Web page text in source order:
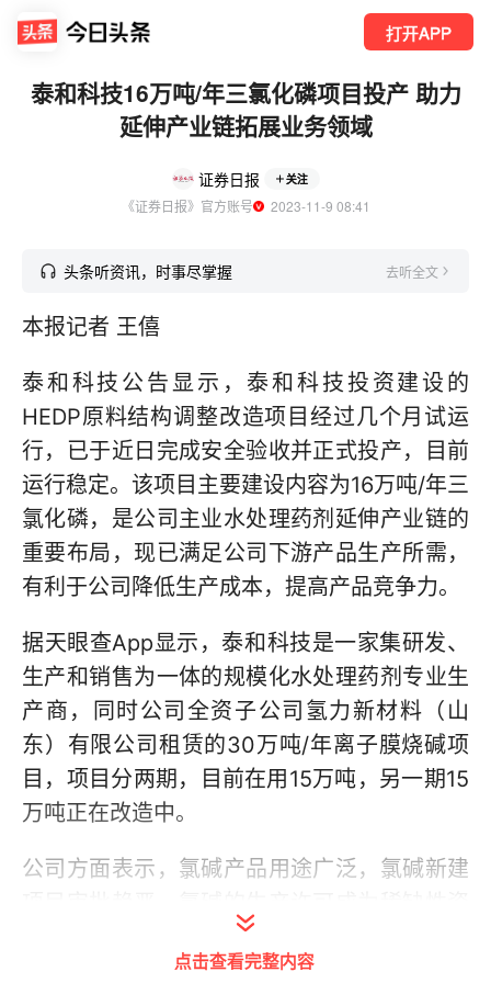
打开APP
泰和科技16万吨/年三氯化磷项目投产 助力
延伸产业链拓展业务领域
证券日报 关注
《证券日报》官方账号
  2023-11-9 08:41
头条听资讯，时事尽掌握 去听全文
本报记者 王僖
泰和科技公告显示，泰和科技投资建设的
HEDP原料结构调整改造项目经过几个月试运
行，已于近日完成安全验收并正式投产，目前
运行稳定。该项目主要建设内容为16万吨/年三
氯化磷，是公司主业水处理药剂延伸产业链的
重要布局，现已满足公司下游产品生产所需，
有利于公司降低生产成本，提高产品竞争力。
据天眼查App显示，泰和科技是一家集研发、
生产和销售为一体的规模化水处理药剂专业生
产商，同时公司全资子公司氢力新材料（山
东）有限公司租赁的30万吨/年离子膜烧碱项
目，项目分两期，目前在用15万吨，另一期15
万吨正在改造中。
公司方面表示，氯碱产品用途广泛，氯碱新建
源，并且可为公司延伸产业链和进入新领域做
点击查看完整内容